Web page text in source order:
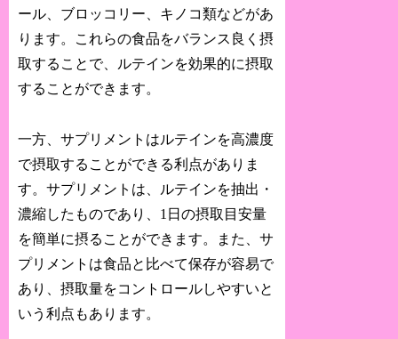
ール、ブロッコリー、キノコ類などがあ
ります。これらの食品をバランス良く摂
取することで、ルテインを効果的に摂取
することができます。
一方、サプリメントはルテインを高濃度
で摂取することができる利点がありま
す。サプリメントは、ルテインを抽出・
濃縮したものであり、1日の摂取目安量
を簡単に摂ることができます。また、サ
プリメントは食品と比べて保存が容易で
あり、摂取量をコントロールしやすいと
いう利点もあります。